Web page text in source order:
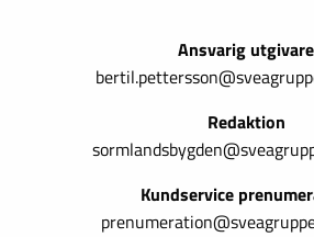
Ansvarig utgivare
Redaktion
Kundservice